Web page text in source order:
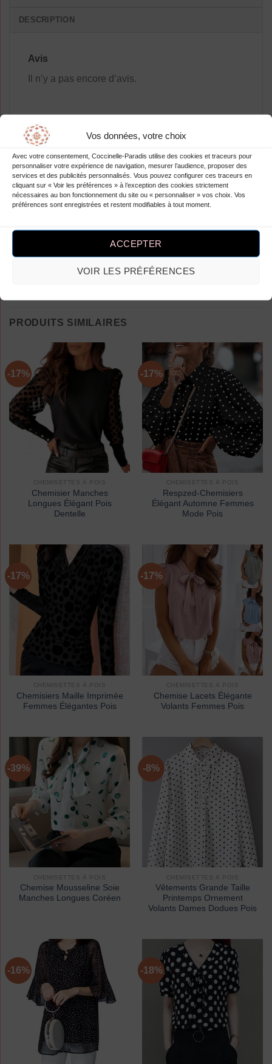
Vos données, votre choix
Avec votre consentement, Coccinelle-Paradis utilise des cookies et traceurs pour
personnaliser votre expérience de navigation, mesurer l’audience, proposer des
services et des publicités personnalisés. Vous pouvez configurer ces traceurs en
cliquant sur « Voir les préférences » à l’exception des cookies strictement
nécessaires au bon fonctionnement du site ou « personnaliser » vos choix. Vos
préférences sont enregistrées et restent modifiables à tout moment.
ACCEPTER
VOIR LES PRÉFÉRENCES
DESCRIPTION
Avis
Il n’y a pas encore d’avis.
sur “Chemisier Manches Longues
Évasées Décontracté Mode”
Vous devez êtreconnectépour publier
un avis.
PRODUITS SIMILAIRES
-17%
CHEMISETTES À POIS
Chemisier Manches
Longues Élégant Pois
Dentelle
-17%
CHEMISETTES À POIS
Respzed-Chemisiers
Élégant Automne Femmes
Mode Pois
-17%
CHEMISETTES À POIS
Chemisiers Maille Imprimée
Femmes Élégantes Pois
-17%
CHEMISETTES À POIS
Chemise Lacets Élégante
Volants Femmes Pois
-39%
CHEMISETTES À POIS
Chemise Mousseline Soie
Manches Longues Coréen
-8%
CHEMISETTES À POIS
Vêtements Grande Taille
Printemps Ornement
Volants Dames Dodues Pois
-16% -18%